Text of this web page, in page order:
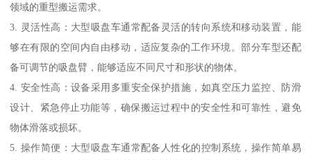
领域的重型搬运需求。
3. 灵活性高：大型吸盘车通常配备灵活的转向系统和移动装置，能
够在有限的空间内自由移动，适应复杂的工作环境。部分车型还配
备可调节的吸盘臂，能够适应不同尺寸和形状的物体。
4. 安全性高：设备采用多重安全保护措施，如真空压力监控、防滑
设计、紧急停止功能等，确保搬运过程中的安全性和可靠性，避免
物体滑落或损坏。
5. 操作简便：大型吸盘车通常配备人性化的控制系统，操作简单易